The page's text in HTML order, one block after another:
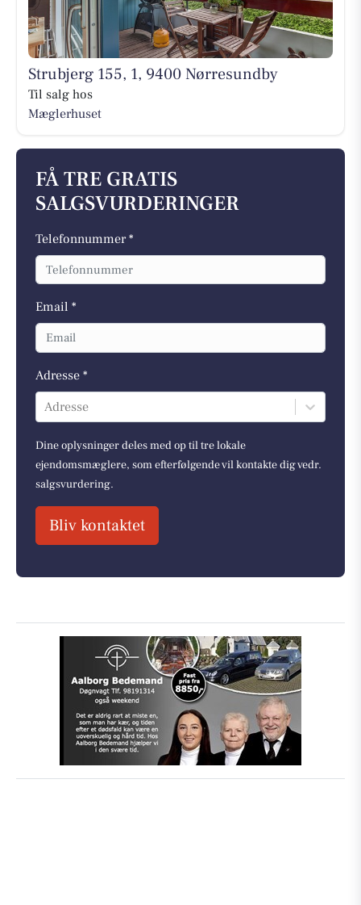
Strubjerg 155, 1, 9400 Nørresundby
Til salg hos
Mæglerhuset
FÅ TRE GRATIS
SALGSVURDERINGER
Telefonnummer *
Email *
Adresse *
Adresse
Dine oplysninger deles med op til tre lokale
ejendomsmæglere, som efterfølgende vil kontakte dig vedr.
salgsvurdering.
Bliv kontaktet